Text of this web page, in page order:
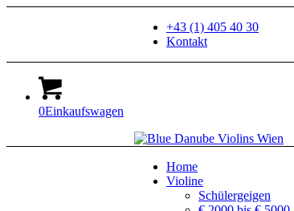
+43 (1) 405 40 30
Kontakt
0Einkaufswagen
Home
Violine
Schülergeigen